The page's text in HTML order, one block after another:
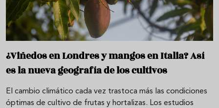
¿Viñedos en Londres y mangos en Italia? Así
es la nueva geografía de los cultivos
El cambio climático cada vez trastoca más las condiciones
óptimas de cultivo de frutas y hortalizas. Los estudios